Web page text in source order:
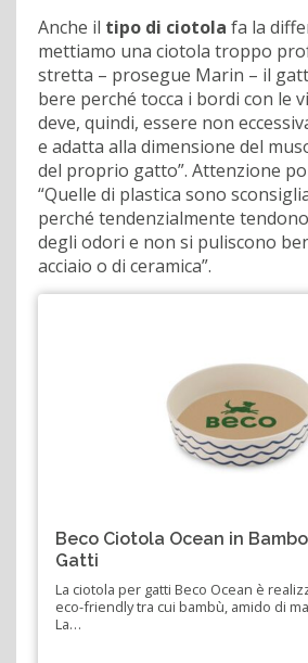
Anche il tipo di ciotola fa la
mettiamo una ciotola troppo
stretta – prosegue Marin – il
bere perché tocca i bordi con le
deve, quindi, essere non
e adatta alla dimensione del
del proprio gatto”. Attenzione
“Quelle di plastica sono
perché tendenzialmente
degli odori e non si puliscono
acciaio o di ceramica”.
Beco Ciotola Ocean in
Gatti
La ciotola per gatti Beco Ocean è
eco-friendly tra cui bambù, amido di
La…